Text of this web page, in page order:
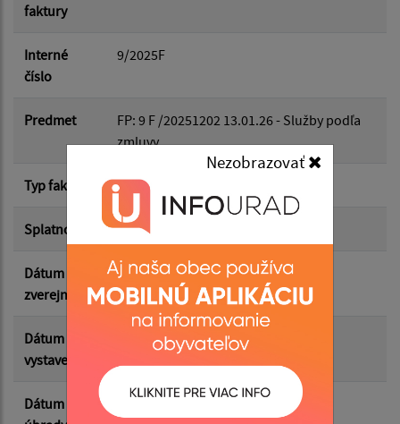
Nezobrazovať
Dátum do:
Suma od:
Suma do:
Filtrovať
faktury
Interné
číslo
9/2025F
Predmet
FP: 9 F /20251202 13.01.26 - Služby podľa
zmluvy
Typ faktúry dodávateľská
Splatnosť 15.01.2026
Dátum
zverejnenia
09.06.2026
Dátum
vystavenia
31.12.2025
Dátum